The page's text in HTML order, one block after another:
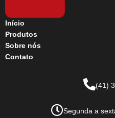
Início
Produtos
Sobre nós
Contato
(41)
Segunda a